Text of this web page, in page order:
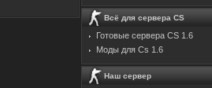
Всё для сервера CS
Готовые сервера CS 1.6
Моды для Cs 1.6
Наш сервер